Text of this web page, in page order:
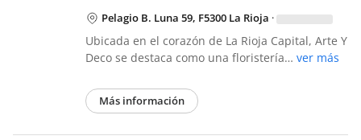
Pelagio B. Luna 59, F5300 La Rioja ·
Ubicada en el corazón de La Rioja Capital, Arte Y
Deco se destaca como una floristería… ver más
Más información